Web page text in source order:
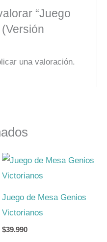
“Juego
una valoración.
Juego de Mesa Genios
Victorianos
$39.990